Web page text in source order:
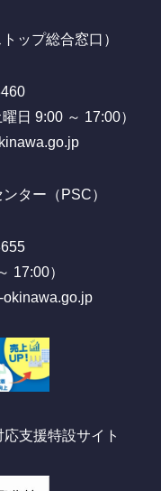
ップ総合窓口）
日 9:00 ～ 17:00）
ター（PSC）
17:00）
okinawa.go.jp
支援特設サイト